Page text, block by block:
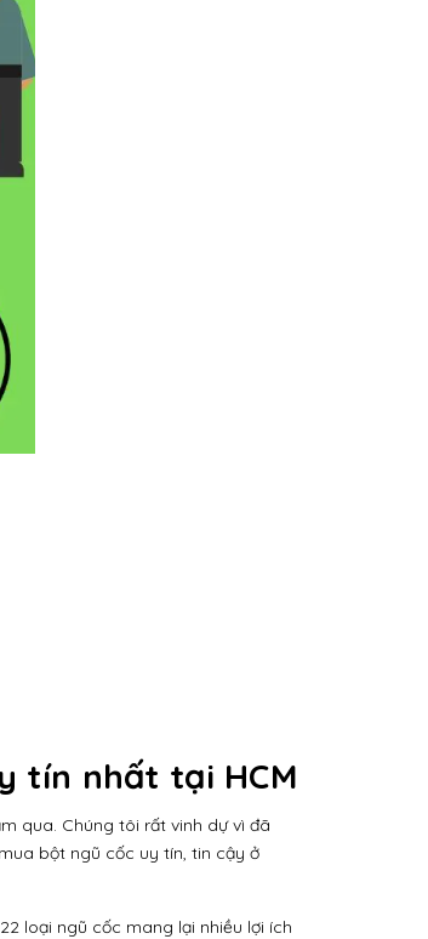
tín nhất tại HCM
qua. Chúng tôi rất vinh dự vì đã
bột ngũ cốc uy tín, tin cậy ở
loại ngũ cốc mang lại nhiều lợi ích